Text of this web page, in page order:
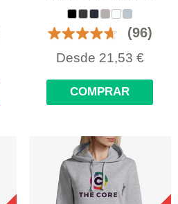
(96)
Desde 21,53 €
COMPRAR